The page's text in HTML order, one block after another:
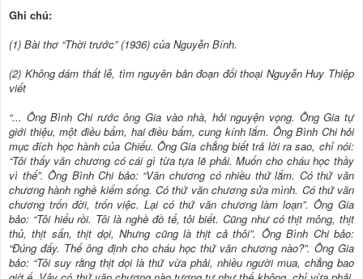
Ghi chú:
(1) Bài thơ “Thời trước” (1936) của Nguyễn Bính.
(2) Không dám thất lễ, tìm nguyên bản đoạn đối thoại Nguyễn Huy Thiệp
viết
“... Ông Bình Chi rước ông Gia vào nhà, hỏi nguyện vọng. Ông Gia tự
giới thiệu, một điều bẩm, hai điều bẩm, cung kính lắm. Ông Bình Chi hỏi
mục đích học hành của Chiểu. Ông Gia chẳng biết trả lời ra sao, chỉ nói:
“Tôi thấy văn chương có cái gì từa tựa lẽ phải. Muốn cho cháu học thầy
vì thế”. Ông Bình Chi bảo: “Văn chương có nhiều thứ lắm. Có thứ văn
chương hành nghề kiếm sống. Có thứ văn chương sửa mình. Có thứ văn
chương trốn đời, trốn việc. Lại có thứ văn chương làm loạn”. Ông Gia
bảo: “Tôi hiểu rồi. Tôi là nghề đồ tể, tôi biết. Cũng như có thịt mông, thịt
thủ, thịt sấn, thịt dọi, Nhưng cũng là thịt cả thôi”. Ông Bình Chi bảo:
“Ðúng đấy. Thế ông định cho cháu học thứ văn chương nào?”. Ông Gia
bảo: “Tôi suy rằng thịt dọi là thứ vừa phải, nhiều người mua, chẳng bao